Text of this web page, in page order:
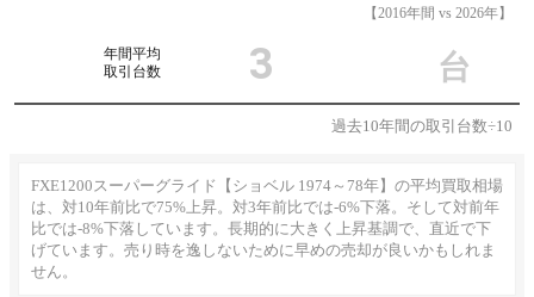
【2016年間 vs 2026年】
年間平均
取引台数
3 台
過去10年間の取引台数÷10
FXE1200スーパーグライド【ショベル 1974～78年】の平均買取相場
は、対10年前比で75%上昇。対3年前比では-6%下落。そして対前年
比では-8%下落しています。長期的に大きく上昇基調で、直近で下
げています。売り時を逸しないために早めの売却が良いかもしれま
せん。